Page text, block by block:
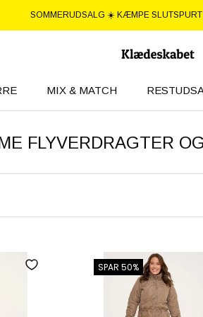
SOMMERUDSALG ☀️ KÆMPE
MIX & MATCH
FLYVERDRAGTER
SPAR 50%